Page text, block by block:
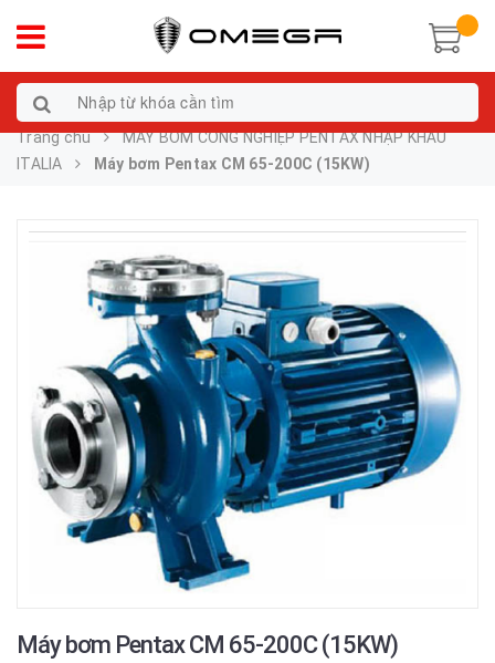
Trang chủ
MÁY BƠM CÔNG NGHIỆP PENTAX NHẬP KHẨU
ITALIA
Máy bơm Pentax CM 65-200C (15KW)
Máy bơm Pentax CM 65-200C (15KW)